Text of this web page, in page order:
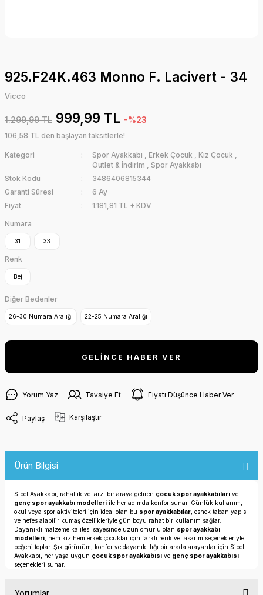
925.F24K.463 Monno F. Lacivert - 34
Vicco
1.299,99 TL 999,99 TL -%23
106,58 TL den başlayan taksitlerle!
Kategori Spor Ayakkabı , Erkek Çocuk , Kız Çocuk ,
Outlet & İndirim , Spor Ayakkabı
Stok Kodu
3486406815344
Garanti Süresi
6 Ay
Fiyat
1.181,81 TL + KDV
Numara
31 33
Renk
Bej
Diğer Bedenler
26-30 Numara Aralığı 22-25 Numara Aralığı
GELİNCE HABER VER
Yorum Yaz Tavsiye Et Fiyatı Düşünce Haber Ver
Paylaş Karşılaştır
Ürün Bilgisi
Sibel Ayakkabı, rahatlık ve tarzı bir araya getiren çocuk spor ayakkabıları ve
genç spor ayakkabı modelleri ile her adımda konfor sunar. Günlük kullanım,
okul veya spor aktiviteleri için ideal olan bu spor ayakkabılar , esnek taban yapısı
ve nefes alabilir kumaş özellikleriyle gün boyu rahat bir kullanım sağlar.
Dayanıklı malzeme kalitesi sayesinde uzun ömürlü olan spor ayakkabı
modelleri , hem kız hem erkek çocuklar için farklı renk ve tasarım seçenekleriyle
beğeni toplar. Şık görünüm, konfor ve dayanıklılığı bir arada arayanlar için Sibel
Ayakkabı, her yaşa uygun çocuk spor ayakkabısı ve genç spor ayakkabısı
seçenekleri sunar.